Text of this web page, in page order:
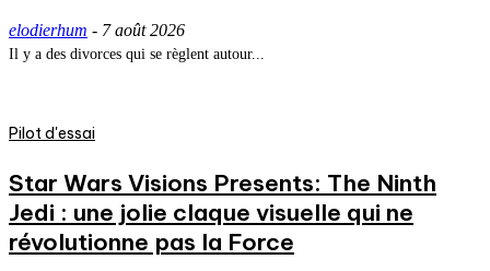
elodierhum - 7 août 2026
Il y a des divorces qui se règlent autour...
Pilot d'essai
Star Wars Visions Presents: The Ninth
Jedi : une jolie claque visuelle qui ne
révolutionne pas la Force